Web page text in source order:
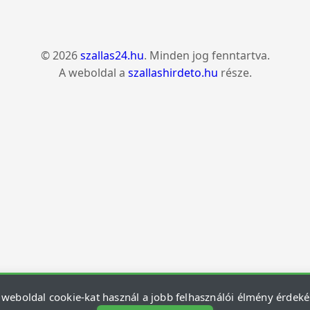
© 2026szallas24.hu. Minden jog fenntartva.
A weboldal a szallashirdeto.hu része.
weboldal cookie-kat használ a jobb felhasználói élmény